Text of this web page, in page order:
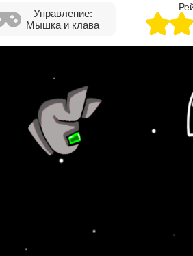
Управление:
Мышка и клава